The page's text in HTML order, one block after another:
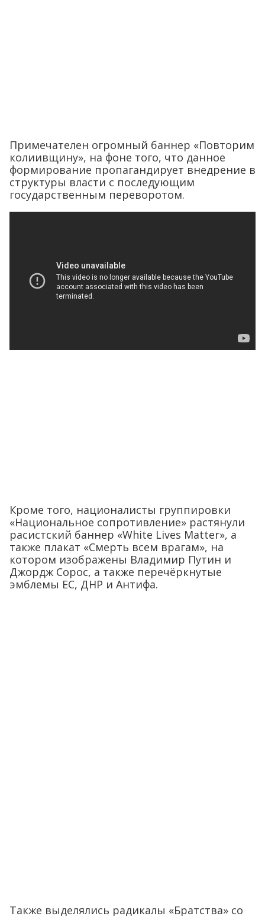
Примечателен огромный баннер «Повторим
колиивщину», на фоне того, что данное
формирование пропагандирует внедрение в
структуры власти с последующим
государственным переворотом.
Кроме того, националисты группировки
«Национальное сопротивление» растянули
расистский баннер «White Lives Matter», а
также плакат «Смерть всем врагам», на
котором изображены Владимир Путин и
Джордж Сорос, а также перечёркнутые
эмблемы ЕС, ДНР и Антифа.
Также выделялись радикалы «Братства» со